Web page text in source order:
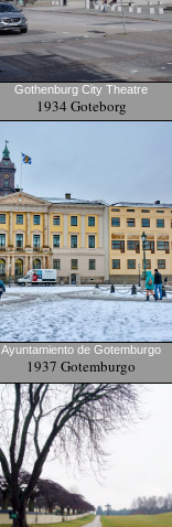
Gothenburg City Theatre
1934 Goteborg
Ayuntamiento de Gotemburgo
1937 Gotemburgo